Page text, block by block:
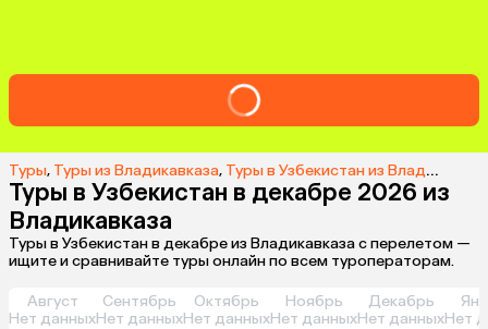
Туры, Туры из Владикавказа, Туры в Узбекистан из Владикавказа
Туры в Узбекистан в декабре 2026 из
Владикавказа
Туры в Узбекистан в декабре из Владикавказа с перелетом —
ищите и сравнивайте туры онлайн по всем туроператорам.
Август
Нет данных
Сентябрь
Нет данных
Октябрь
Нет данных
Ноябрь
Нет данных
Декабрь
Нет данныхНет